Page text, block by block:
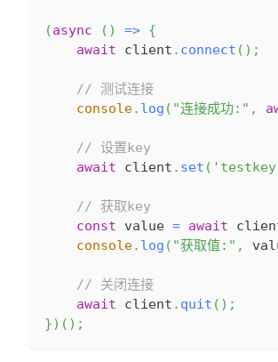
(async ( ) => {
await client . connect ( ) ;
// 测试连接
console. log ( "连接成功:" ,
// 设置key
await client . set (
// 获取key
const value = await
console. log ( "获取值:" ,
// 关闭连接
await client . quit ( ) ;
}) ( ) ;